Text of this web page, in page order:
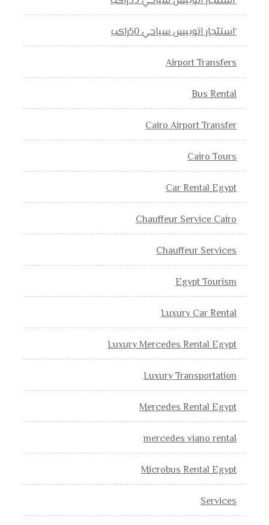
‘استئجار اتوبيس سياحي 50راكب
Airport Transfers
Bus Rental
Cairo Airport Transfer
Cairo Tours
Car Rental Egypt
Chauffeur Service Cairo
Chauffeur Services
Egypt Tourism
Luxury Car Rental
Luxury Mercedes Rental Egypt
Luxury Transportation
Mercedes Rental Egypt
mercedes viano rental
Microbus Rental Egypt
Services